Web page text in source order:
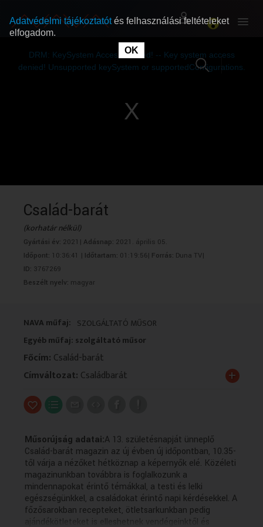
RÓLUNK
RÓLUNK
DRM: KeySystem Access Denied! -- Key system access
denied! Unsupported keySystem or supportedConfigurations.
Család-barát
(korhatár nélkül)
Gyártási év: 2021| Adásnap: 2021. április 05.
Időpont: 10:36:41 | Időtartam: 01:19:56| Forrás: Duna TV|
ID: 3767269
Beszélt nyelv: magyar
NAVA műfaj: SZOLGÁLTATÓ MŰSOR
Egyéb műfaj: szolgáltató műsor
Főcím: Család-barát
Címváltozat: Családbarát +
Műsorújság adatai:A 13. születésnapját ünneplő
Család-barát magazin az új évben új időpontban, 10.35-
től várja a nézőket hétköznap a képernyők elé. Közéleti
magazinunkban továbbra is foglalkozunk a
mindennapokat érintő témákkal, a testi és lelki
egészségünkkel, a családokat érintő napi kérdésekkel. A
főzősarokban recepteket, ötletsarkunkban pedig
ajándékötleteket is elleshetnek vendégeinktől és
Adatvédelmi tájékoztatótés felhasználási feltételeket
elfogadom.
OK